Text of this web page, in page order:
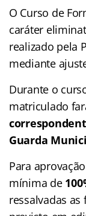
O Curso de
caráter
realizado pela
mediante
Durante o
matriculado
Guarda
Para
mínima de
ressalvadas